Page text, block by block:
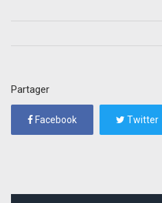
Partager
Facebook Twitter